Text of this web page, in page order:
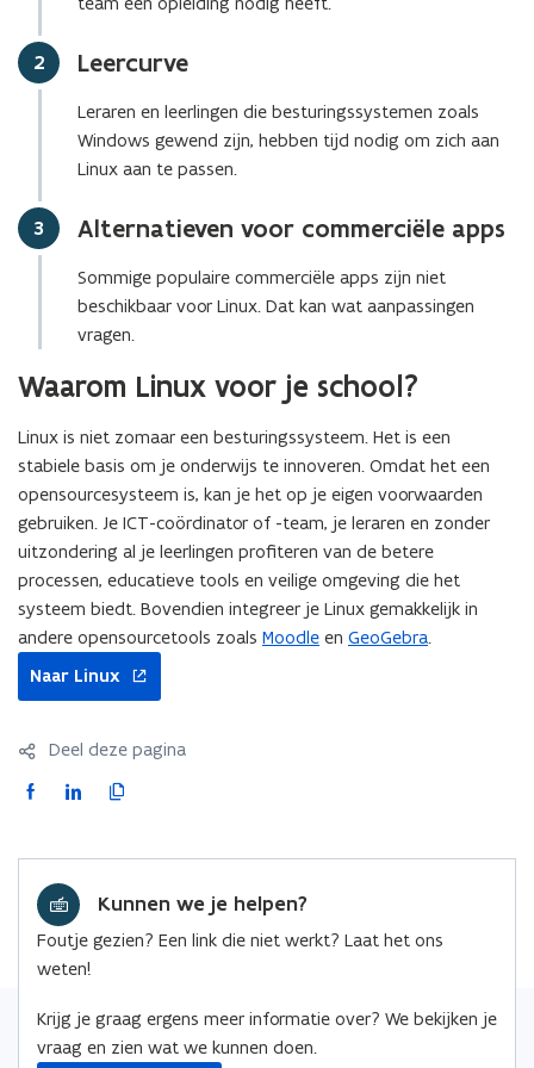
Stap
2 Leercurve
Leraren en leerlingen die besturingssystemen zoals
Windows gewend zijn, hebben tijd nodig om zich aan
Linux aan te passen.
Stap
3 Alternatieven voor commerciële apps
Sommige populaire commerciële apps zijn niet
beschikbaar voor Linux. Dat kan wat aanpassingen
vragen.
Waarom Linux voor je school?
Linux is niet zomaar een besturingssysteem. Het is een
stabiele basis om je onderwijs te innoveren. Omdat het een
opensourcesysteem is, kan je het op je eigen voorwaarden
gebruiken. Je ICT-coördinator of -team, je leraren en zonder
uitzondering al je leerlingen profiteren van de betere
processen, educatieve tools en veilige omgeving die het
systeem biedt. Bovendien integreer je Linux gemakkelijk in
andere opensourcetools zoals Moodle en GeoGebra.
Naar Linux
vensterDeel deze pagina
F
L
e
d
i
o
p
K
e
e
i
n
Kunnen we je helpen?
Foutje gezien? Een link die niet werkt? Laat het ons
weten!
Krijg je graag ergens meer informatie over? We bekijken je
vraag en zien wat we kunnen doen.